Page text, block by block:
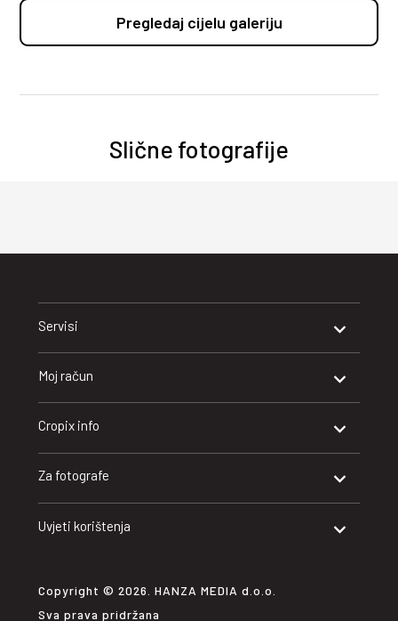
Pregledaj cijelu galeriju
Slične fotografije
Servisi
Moj račun
Cropix info
Za fotografe
Uvjeti korištenja
Copyright © 2026. HANZA MEDIA d.o.o.
Sva prava pridržana